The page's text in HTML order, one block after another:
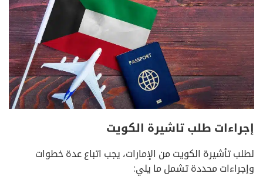
إجراءات طلب تاشيرة الكويت
لطلب تأشيرة الكويت من الإمارات، يجب اتباع عدة خطوات
وإجراءات محددة تشمل ما يلي: